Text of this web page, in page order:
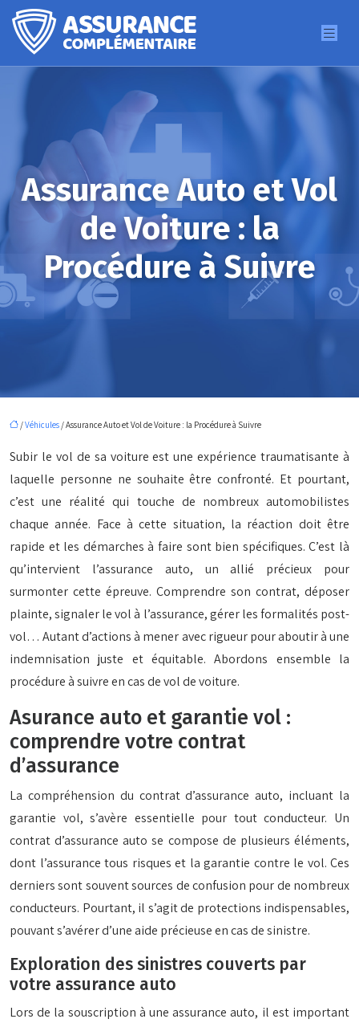
Assurance Auto et Vol
de Voiture : la
Procédure à Suivre
/Véhicules / Assurance Auto et Vol de Voiture : la Procédure à Suivre
Subir le vol de sa voiture est une expérience traumatisante à
laquelle personne ne souhaite être confronté. Et pourtant,
c’est une réalité qui touche de nombreux automobilistes
chaque année. Face à cette situation, la réaction doit être
rapide et les démarches à faire sont bien spécifiques. C’est là
qu’intervient l’assurance auto, un allié précieux pour
surmonter cette épreuve. Comprendre son contrat, déposer
plainte, signaler le vol à l’assurance, gérer les formalités post-
vol… Autant d’actions à mener avec rigueur pour aboutir à une
indemnisation juste et équitable. Abordons ensemble la
procédure à suivre en cas de vol de voiture.
Asurance auto et garantie vol :
comprendre votre contrat
d’assurance
La compréhension du contrat d’assurance auto, incluant la
garantie vol, s’avère essentielle pour tout conducteur. Un
contrat d’assurance auto se compose de plusieurs éléments,
dont l’assurance tous risques et la garantie contre le vol. Ces
derniers sont souvent sources de confusion pour de nombreux
conducteurs. Pourtant, il s’agit de protections indispensables,
pouvant s’avérer d’une aide précieuse en cas de sinistre.
Exploration des sinistres couverts par
votre assurance auto
Lors de la souscription à une assurance auto, il est important